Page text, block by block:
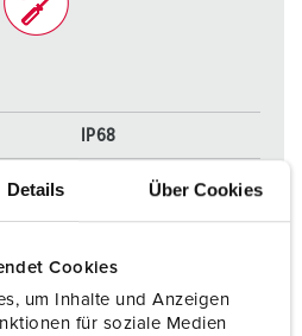
Details Über Cookies
Cookies
um Inhalte und Anzeigen
für soziale Medien
IP68
2 p+PE
230 V
skrukontakt